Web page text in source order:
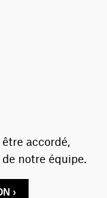
accordé,
notre équipe.
›